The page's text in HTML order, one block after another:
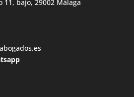
11, bajo, 29002 Málaga